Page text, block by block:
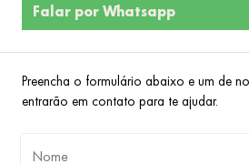
Falar por Whatsapp
Preencha o formulário abaixo e um de
entrarão em contato para te ajudar.